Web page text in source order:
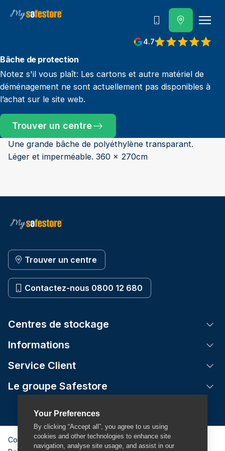
Your Preferences
By clicking “Accept all”, you agree to us using
cookies and other technologies to enhance site
navigation, analyse site usage, and assist in our
4.7
Contactez-nous
Bâche de protection
Notez s'il vous plaît: Les cartons et autre matériel de
déménagement ne sont actuellement pas disponibles à
l’achat sur le site web.
Trouver un centre
Une grande bâche de polyéthylène transparant.
Léger et imperméable. 360 x 270cm
Trouver un centre
Contactez-nous 0800 12 680
Centres de stockage
Informations
Service Client
Le groupe Safestore
Conditions Générales